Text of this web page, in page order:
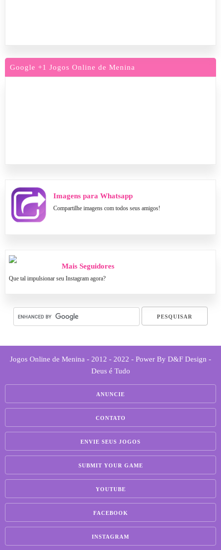
Google +1 Jogos Online de Menina
Imagens para Whatsapp
Compartilhe imagens com todos seus amigos!
Mais Seguidores
Que tal impulsionar seu Instagram agora?
Jogos Online de Menina - 2012 - 2022 - Power By D&F Design -
Deus é Tudo
ANUNCIE
CONTATO
ENVIE SEUS JOGOS
SUBMIT YOUR GAME
YOUTUBE
FACEBOOK
INSTAGRAM